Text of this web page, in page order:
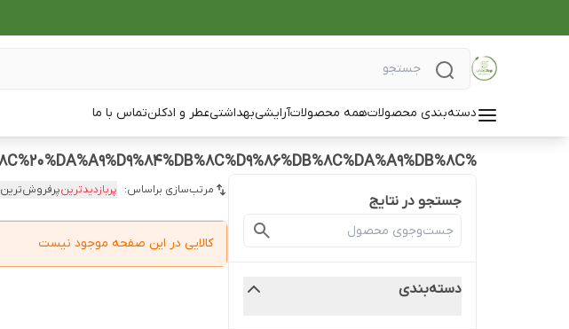
دسته‌بندی محصولاتهمه محصولاتآرایشیبهداشتیعطر و ادکلنتماس با ما
%D8%AF%D8%B3%D8%AA%DA%AF%D8%A7%D9%87%20%D9%BE%DB%8C%20%D8%A2%D8%B1%20%D9%BE%DB%8C%20%DA%A9%D9%84%DB%8C%D9%86%DB%8C%DA%A9%DB%8C
جستجو در نتایج
دسته‌بندی
مرتب‌سازی براساس: پربازدیدترینپرفروش‌ترین
کالایی در این صفحه موجود نیست